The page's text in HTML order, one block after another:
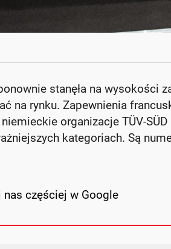
stanęła na wysokości
na rynku. Zapewnienia
organizacje TÜV-
kategoriach. Są
nas częściej w Google